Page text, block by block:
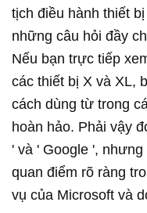
tịch điều hành thiết
những câu hỏi đầy
Nếu bạn trực tiếp
các thiết bị X và XL,
cách dùng từ trong
hoàn hảo. Phải vậy
' và ' Google ',
quan điểm rõ ràng
vụ của Microsoft và